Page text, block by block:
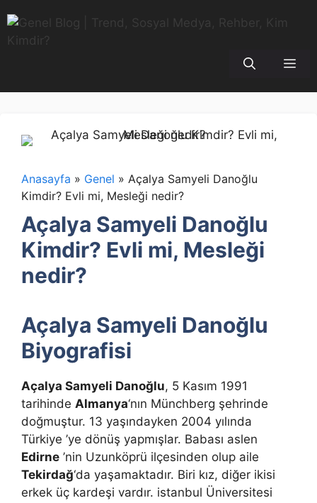
atla
Anasayfa » Genel » Açalya Samyeli Danoğlu
Kimdir? Evli mi, Mesleği nedir?
Açalya Samyeli Danoğlu
Kimdir? Evli mi, Mesleği
nedir?
Açalya Samyeli Danoğlu
Biyografisi
Açalya Samyeli Danoğlu, 5 Kasım 1991
tarihinde Almanya‘nın Münchberg şehrinde
doğmuştur. 13 yaşındayken 2004 yılında
Türkiye ’ye dönüş yapmışlar. Babası aslen
Edirne ’nin Uzunköprü ilçesinden olup aile
Tekirdağ‘da yaşamaktadır. Biri kız, diğer ikisi
erkek üç kardeşi vardır. istanbul Üniversitesi